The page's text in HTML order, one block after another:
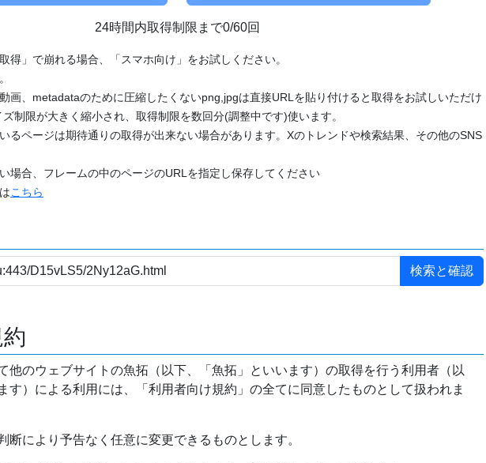
24時間内取得制限まで0/60回
得」で崩れる場合、「スマホ向け」をお試しください。
画、metadataのために圧縮したくないpng,jpgは直接URLを貼り付けると取得をお試しいただけ
制限が大きく縮小され、取得制限を数回分(調整中です)使います。
るページは期待通りの取得が出来ない場合があります。Xのトレンドや検索結果、その他のSNS
場合、フレームの中のページのURLを指定し保存してください
こちら
他のウェブサイトの魚拓（以下、「魚拓」といいます）の取得を行う利用者（以
す）による利用には、「利用者向け規約」の全てに同意したものとして扱われま
断により予告なく任意に変更できるものとします。